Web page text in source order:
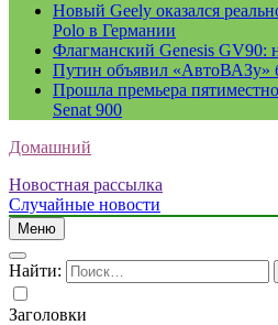
Новый Geely оказался
Polo в Германии
Флагманский Genesis GV90:
Путин объявил «АвтоВАЗу»
Прошла премьера
Senat 900
Домашний
Новостная рассылка
Случайные новости
Меню
Найти:
Заголовки